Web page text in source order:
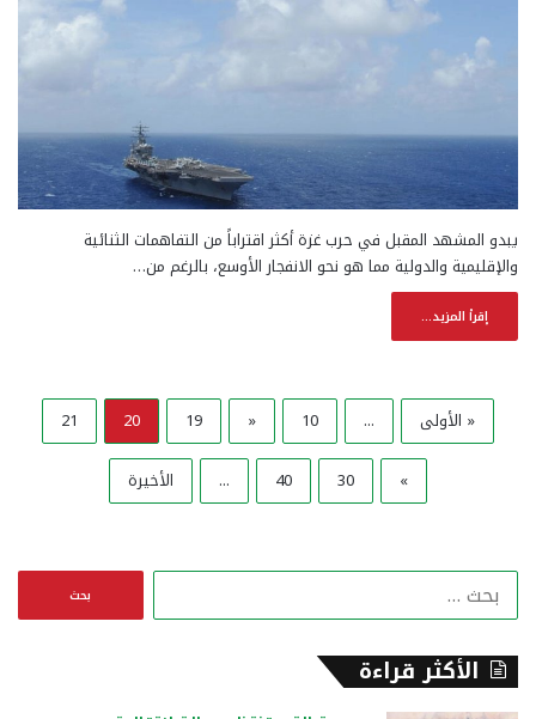
يبدو المشهد المقبل في حرب غزة أكثر اقتراباً من التفاهمات الثنائية
والإقليمية والدولية مما هو نحو الانفجار الأوسع، بالرغم من…
إقرأ المزيد...
« الأولى ...
10
«
19
20
21
»
30
40
... الأخيرة
الأكثر قراءة